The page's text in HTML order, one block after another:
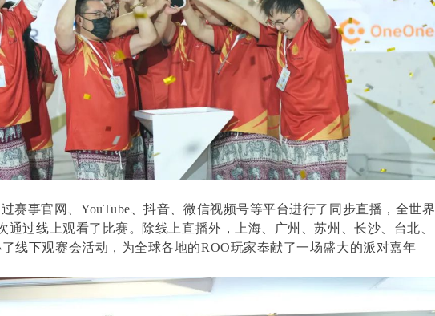
赛事官网、YouTube、抖音、微信视频号等平台进行了同步直播，全世界
通过线上观看了比赛。除线上直播外，上海、广州、苏州、长沙、台北、
线下观赛会活动，为全球各地的ROO玩家奉献了一场盛大的派对嘉年